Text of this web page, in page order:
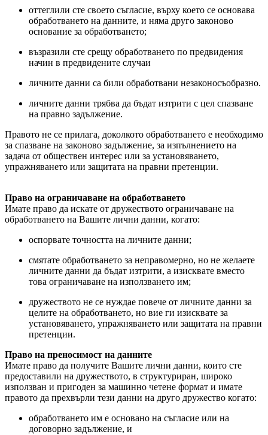
оттеглили сте своето съгласие, върху което се основава
обработването на данните, и няма друго законово
основание за обработването;
възразили сте срещу обработването по предвидения
начин в предвидените случаи
личните данни са били обработвани незаконосъобразно.
личните данни трябва да бъдат изтрити с цел спазване
на правно задължение.
Правото не се прилага, доколкото обработването е необходимо
за спазване на законово задължение, за изпълнението на
задача от обществен интерес или за установяването,
упражняването или защитата на правни претенции.
Право на ограничаване на обработването
Имате право да искате от дружеството ограничаване на
обработването на Вашите лични данни, когато:
оспорвате точността на личните данни;
смятате обработването за неправомерно, но не желаете
личните данни да бъдат изтрити, а изисквате вместо
това ограничаване на използването им;
дружеството не се нуждае повече от личните данни за
целите на обработването, но вие ги изисквате за
установяването, упражняването или защитата на правни
претенции.
Право на преносимост на данните
Имате право да получите Вашите лични данни, които сте
предоставили на дружеството, в структуриран, широко
използван и пригоден за машинно четене формат и имате
правото да прехвърли тези данни на друго дружество когато:
обработването им е основано на съгласие или на
договорно задължение, и